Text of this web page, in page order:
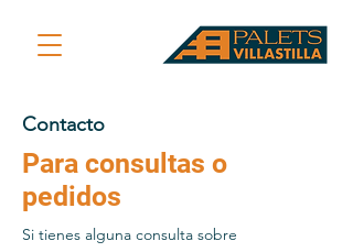
Contacto
Para consultas o
pedidos
Si tienes alguna consulta sobre